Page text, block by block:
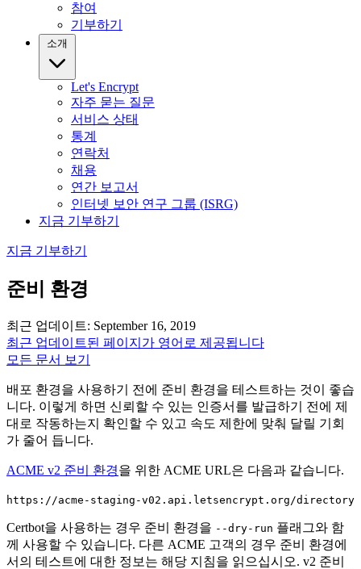
참여
기부하기
소개
Let's Encrypt
자주 묻는 질문
서비스 상태
통계
연락처
채용
연간 보고서
인터넷 보안 연구 그룹 (ISRG)
지금 기부하기
지금 기부하기
준비 환경
최근 업데이트: September 16, 2019
최근 업데이트된 페이지가 영어로 제공됩니다
모든 문서 보기
배포 환경을 사용하기 전에 준비 환경을 테스트하는 것이 좋습
니다. 이렇게 하면 신뢰할 수 있는 인증서를 발급하기 전에 제
대로 작동하는지 확인할 수 있고 속도 제한에 맞춰 달릴 기회
가 줄어 듭니다.
ACME v2 준비 환경을 위한 ACME URL은 다음과 같습니다.
https://acme-staging-v02.api.letsencrypt.org/directory
Certbot을 사용하는 경우 준비 환경을 --dry-run 플래그와 함
께 사용할 수 있습니다. 다른 ACME 고객의 경우 준비 환경에
서의 테스트에 대한 정보는 해당 지침을 읽으십시오. v2 준비